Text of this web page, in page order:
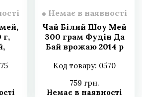
г,
Немає в наявності
Чай Білий Шоу Мей
300 грам Фудін Да
Бай врожаю 2014 р
зелений чай
Код товару: 0570
759 грн.
Немає в наявності